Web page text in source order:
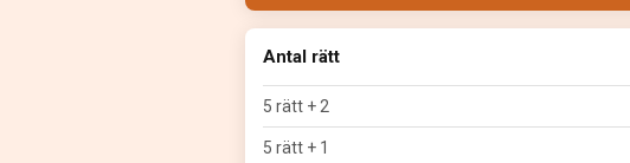
Antal rätt
5 rätt + 2
5 rätt + 1